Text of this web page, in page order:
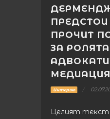
ПРОЧИТ
ЗА
Интервю
Целият